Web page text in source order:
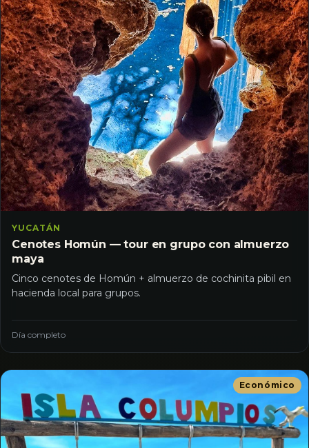
YUCATÁN
Cenotes Homún — tour en grupo con almuerzo
maya
Cinco cenotes de Homún + almuerzo de cochinita pibil en
hacienda local para grupos.
Día completo
Económico